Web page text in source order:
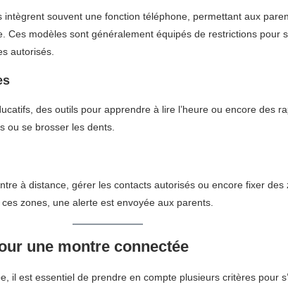
souvent une fonction téléphone, permettant aux
modèles sont généralement équipés de restrictions pour
autorisés.
des outils pour apprendre à lire l’heure ou encore des
ou se brosser les dents.
à distance, gérer les contacts autorisés ou encore fixer des
zones, une alerte est envoyée aux parents.
une montre connectée
il est essentiel de prendre en compte plusieurs critères pour